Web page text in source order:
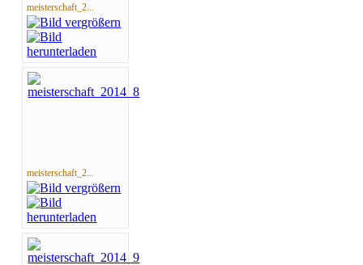
meisterschaft_2...
meisterschaft_2...